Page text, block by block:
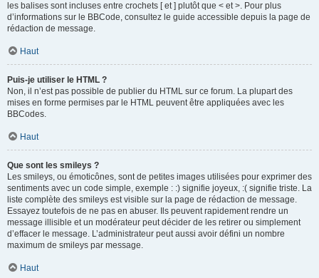
les balises sont incluses entre crochets [ et ] plutôt que < et >. Pour plus
d’informations sur le BBCode, consultez le guide accessible depuis la page de
rédaction de message.
Haut
Puis-je utiliser le HTML ?
Non, il n’est pas possible de publier du HTML sur ce forum. La plupart des
mises en forme permises par le HTML peuvent être appliquées avec les
BBCodes.
Haut
Que sont les smileys ?
Les smileys, ou émoticônes, sont de petites images utilisées pour exprimer des
sentiments avec un code simple, exemple : :) signifie joyeux, :( signifie triste. La
liste complète des smileys est visible sur la page de rédaction de message.
Essayez toutefois de ne pas en abuser. Ils peuvent rapidement rendre un
message illisible et un modérateur peut décider de les retirer ou simplement
d’effacer le message. L’administrateur peut aussi avoir défini un nombre
maximum de smileys par message.
Haut